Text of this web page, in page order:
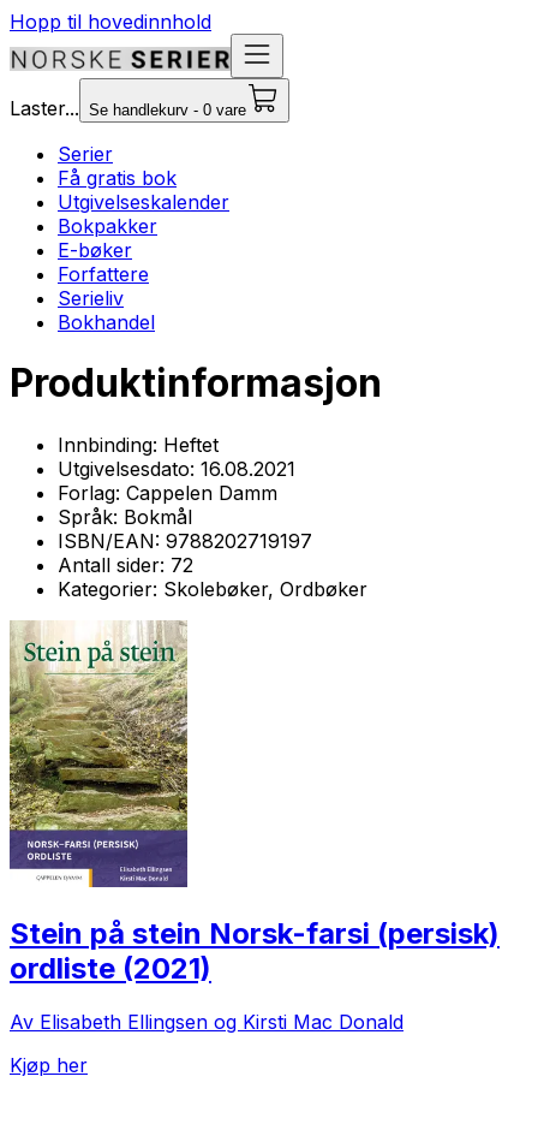
Hopp til hovedinnhold
Laster... Se handlekurv - 0 vare
Serier
Få gratis bok
Utgivelseskalender
Bokpakker
E-bøker
Forfattere
Serieliv
Bokhandel
Produktinformasjon
Innbinding: Heftet
Utgivelsesdato: 16.08.2021
Forlag: Cappelen Damm
Språk: Bokmål
ISBN/EAN: 9788202719197
Antall sider: 72
Kategorier: Skolebøker, Ordbøker
Stein på stein Norsk-farsi (persisk)
ordliste (2021)
Av Elisabeth Ellingsen og Kirsti Mac Donald
Kjøp her